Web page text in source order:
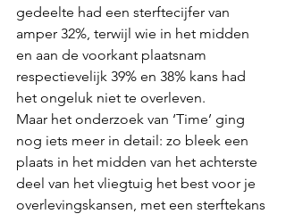
gedeelte had een sterftecijfer van
amper 32%, terwijl wie in het midden
en aan de voorkant plaatsnam
respectievelijk 39% en 38% kans had
het ongeluk niet te overleven.
Maar het onderzoek van ‘Time’ ging
nog iets meer in detail: zo bleek een
plaats in het midden van het achterste
deel van het vliegtuig het best voor je
overlevingskansen, met een sterftekans